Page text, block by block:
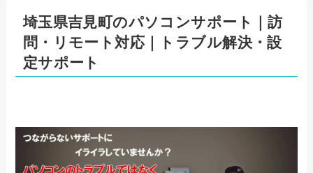
埼玉県吉見町のパソコンサポート｜訪
問・リモート対応｜トラブル解決・設
定サポート